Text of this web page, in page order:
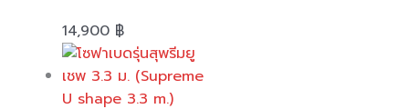
14,900 ฿